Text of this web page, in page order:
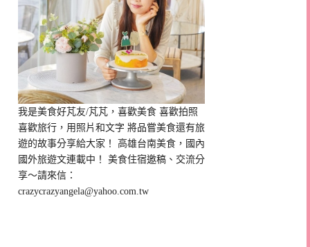
我是美食好芃友/芃芃，喜歡美食 喜歡拍照
喜歡旅行，用照片和文字 將品嘗美食還有旅
遊的故事分享給大家！ 高雄台南美食，國內
國外旅遊文連載中！ 美食住宿邀稿、交流分
享～請來信：
crazycrazyangela@yahoo.com.tw